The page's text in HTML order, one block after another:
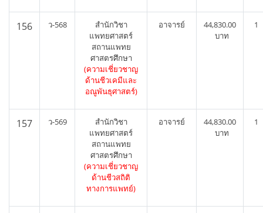
156 ว-568
สำนักวิชา
แพทยศาสตร์
สถานแพทย
ศาสตรศึกษา
(ความเชี่ยวชาญ
ด้านชีวเคมีและ
อณูพันธุศาสตร์)
อาจารย์
44,830.00
บาท
1
157 ว-569
สำนักวิชา
แพทยศาสตร์
สถานแพทย
ศาสตรศึกษา
(ความเชี่ยวชาญ
ด้านชีวสถิติ
ทางการแพทย์)
อาจารย์
44,830.00
บาท
1